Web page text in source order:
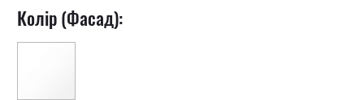
Колір (Фасад):